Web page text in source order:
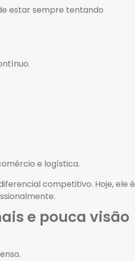
estar sempre tentando
e logística.
competitivo. Hoje, ele é
e pouca visão